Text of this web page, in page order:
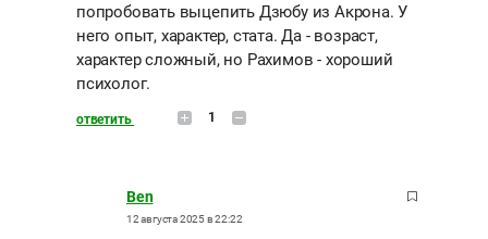
попробовать выцепить Дзюбу из Акрона. У
него опыт, характер, стата. Да - возраст,
характер сложный, но Рахимов - хороший
психолог.
ответить 1
Ben
12 августа 2025 в 22:22